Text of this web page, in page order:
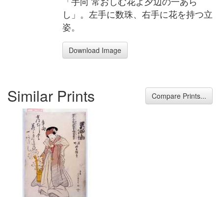
し」。左手に数珠、右手に花を持つ立
姿。
Download Image
Similar Prints Compare Prints...